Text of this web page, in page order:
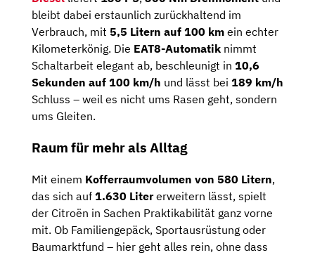
bleibt dabei erstaunlich zurückhaltend im
Verbrauch, mit 5,5 Litern auf 100 km ein echter
Kilometerkönig. Die EAT8-Automatik nimmt
Schaltarbeit elegant ab, beschleunigt in 10,6
Sekunden auf 100 km/h und lässt bei 189 km/h
Schluss – weil es nicht ums Rasen geht, sondern
ums Gleiten.
Raum für mehr als Alltag
Mit einem Kofferraumvolumen von 580 Litern,
das sich auf 1.630 Litererweitern lässt, spielt
der Citroën in Sachen Praktikabilität ganz vorne
mit. Ob Familiengepäck, Sportausrüstung oder
Baumarktfund – hier geht alles rein, ohne dass